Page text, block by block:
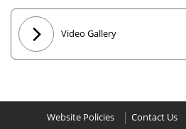
Video Gallery
Website Policies Contact Us